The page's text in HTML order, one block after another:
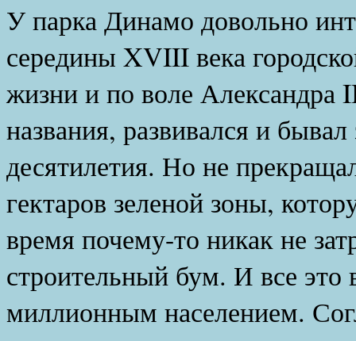
У парка Динамо довольно
середины XVIIIвека
жизни и по воле Александра
названия, развивался и
десятилетия. Но не
гектаров зеленой зоны,
время почему-то никак не
строительный бум. И все это
миллионным населением.